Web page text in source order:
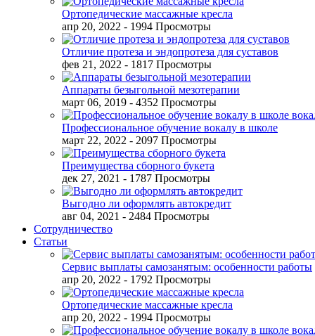
Ортопедические массажные кресла
апр 20, 2022 - 1994 Просмотры
Отличие протеза и эндопротеза для суставов
фев 21, 2022 - 1817 Просмотры
Аппараты безыгольной мезотерапии
март 06, 2019 - 4352 Просмотры
Профессиональное обучение вокалу в школе
март 22, 2022 - 2097 Просмотры
Преимущества сборного букета
дек 27, 2021 - 1787 Просмотры
Выгодно ли оформлять автокредит
авг 04, 2021 - 2484 Просмотры
Сотрудничество
Статьи
Сервис выплаты самозанятым: особенности работы
апр 20, 2022 - 1792 Просмотры
Ортопедические массажные кресла
апр 20, 2022 - 1994 Просмотры